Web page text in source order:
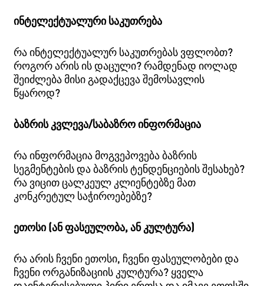
ინტელექტუალური საკუთრება
რა ინტელექტუალურ საკუთრებას ვფლობთ?
როგორ არის ის დაცული? რამდენად იოლად
შეიძლება მისი გადაქცევა შემოსავლის
წყაროდ?
ბაზრის კვლევა/საბაზრო ინფორმაცია
რა ინფორმაცია მოგვეპოვება ბაზრის
სეგმენტების და ბაზრის ტენდენციების შესახებ?
რა ვიცით ცალკეულ კლიენტებზე მათ
კონკრეტულ საჭიროებებზე?
ეთოსი (ან ფასეულობა, ან კულტურა)
რა არის ჩვენი ეთოსი, ჩვენი ფასეულობები და
ჩვენი ორგანიზაციის კულტურა? ყველა